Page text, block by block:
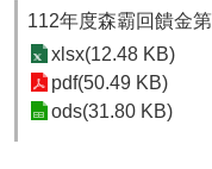
112年度森霸回饋金
xlsx(12.48 KB)
pdf(50.49 KB)
ods(31.80 KB)